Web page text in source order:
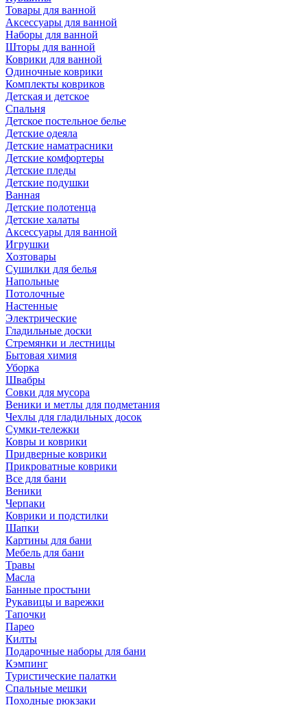
Товары для ванной
Аксессуары для ванной
Наборы для ванной
Шторы для ванной
Коврики для ванной
Одиночные коврики
Комплекты ковриков
Детская и детское
Спальня
Детское постельное белье
Детские одеяла
Детские наматрасники
Детские комфортеры
Детские пледы
Детские подушки
Ванная
Детские полотенца
Детские халаты
Аксессуары для ванной
Игрушки
Хозтовары
Сушилки для белья
Напольные
Потолочные
Настенные
Электрические
Гладильные доски
Стремянки и лестницы
Бытовая химия
Уборка
Швабры
Совки для мусора
Веники и метлы для подметания
Чехлы для гладильных досок
Сумки-тележки
Ковры и коврики
Придверные коврики
Прикроватные коврики
Все для бани
Веники
Черпаки
Коврики и подстилки
Шапки
Картины для бани
Мебель для бани
Травы
Масла
Банные простыни
Рукавицы и варежки
Тапочки
Парео
Килты
Подарочные наборы для бани
Кэмпинг
Туристические палатки
Спальные мешки
Походные рюкзаки